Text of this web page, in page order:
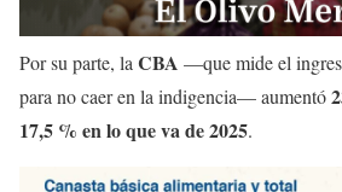
Por su parte, la CBA —que mide el
para no caer en la indigencia— aumentó
17,5 % en lo que va de 2025.